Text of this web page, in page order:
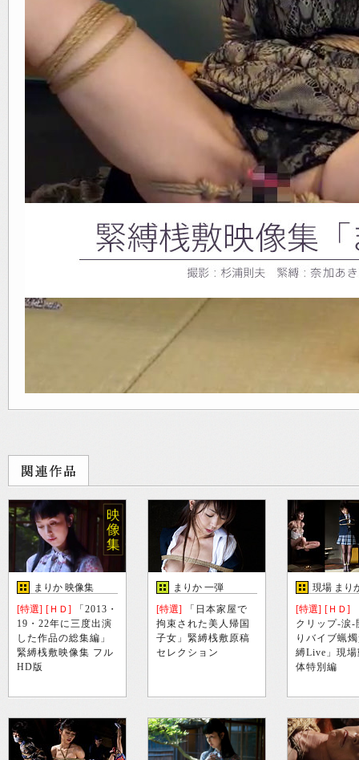
まりか 映像集
[特選] [ＨＤ] 「2013・
19・22年に三度出演
した作品の総集編」
緊縛桟敷映像集 フル
HD版
まりか 一弾
[特選] 「日本家屋で
拘束された美人帰国
子女」緊縛桟敷原稿
セレクション
現場 まり
[特選] [ＨＤ]
クリップ-涙-
りバイブ蝋
縛Live」現
体特別編